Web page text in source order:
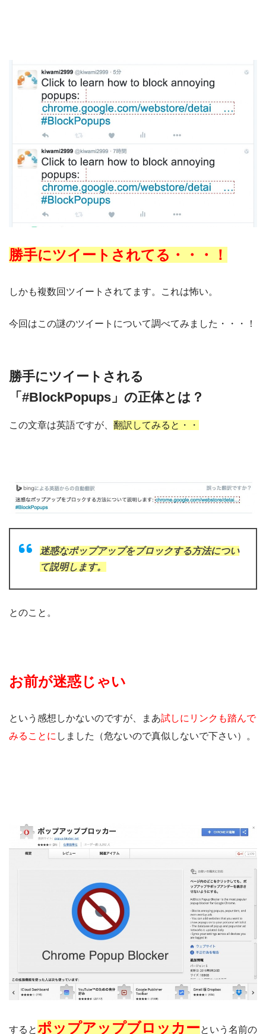
勝手にツイートされてる・・・！
しかも複数回ツイートされてます。これは怖い。
今回はこの謎のツイートについて調べてみました・・・！
勝手にツイートされる
「#BlockPopups」の正体とは？
この文章は英語ですが、 翻訳してみると・・
迷惑なポップアップをブロックする方法につい
て説明します。
とのこと。
お前が迷惑じゃい
という感想しかないのですが、まあ試しにリンクも踏んで
みることに しました（危ないので真似しないで下さい）。
するとポップアップブロッカーという名前の